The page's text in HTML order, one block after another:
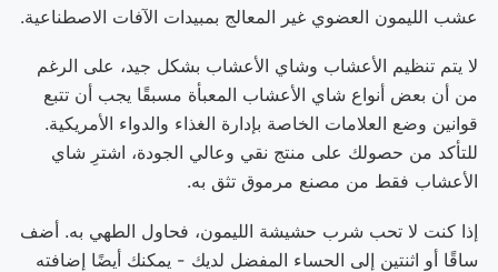
عشب الليمون العضوي غير المعالج بمبيدات الآفات الاصطناعية.
لا يتم تنظيم الأعشاب وشاي الأعشاب بشكل جيد، على الرغم
من أن بعض أنواع شاي الأعشاب المعبأة مسبقًا يجب أن تتبع
قوانين وضع العلامات الخاصة بإدارة الغذاء والدواء الأمريكية.
للتأكد من حصولك على منتج نقي وعالي الجودة، اشترِ شاي
الأعشاب فقط من مصنع مرموق تثق به.
إذا كنت لا تحب شرب حشيشة الليمون، فحاول الطهي به. أضف
ساقًا أو اثنتين إلى الحساء المفضل لديك - يمكنك أيضًا إضافته